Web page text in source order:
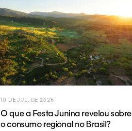
10 DE JUL. DE 2026
O que a Festa Junina revelou sobre
o consumo regional no Brasil?